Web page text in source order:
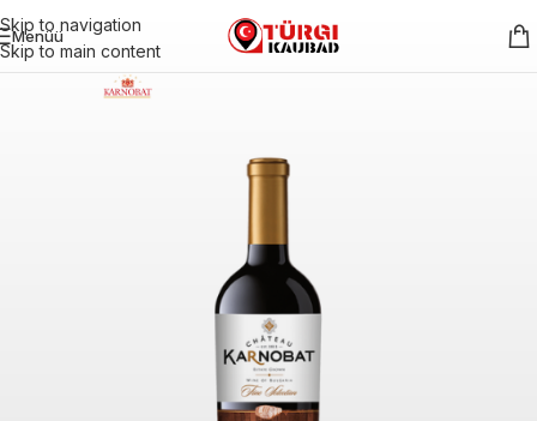
Skip to navigation
Skip to main content
Menüü